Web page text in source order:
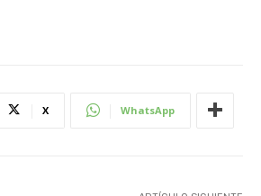
X WhatsApp